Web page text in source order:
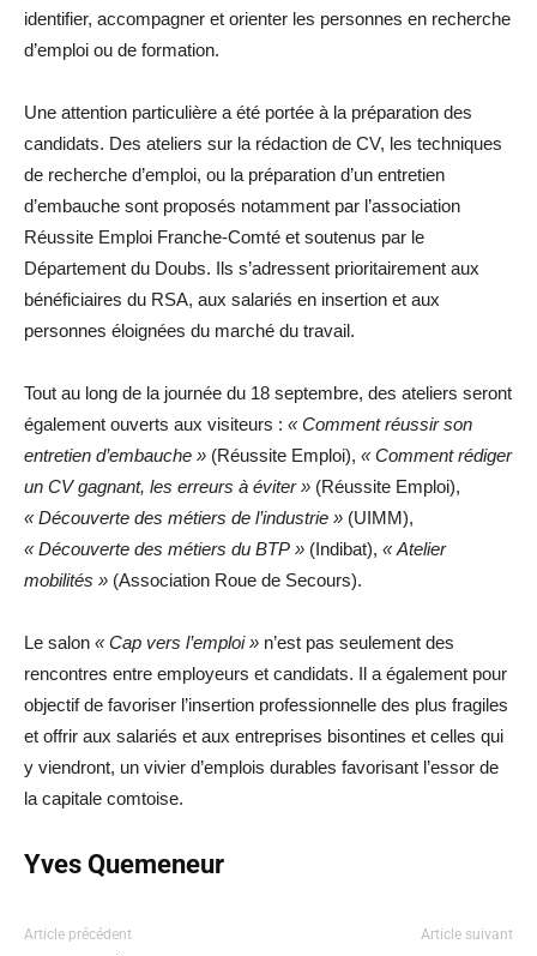
identifier, accompagner et orienter les personnes en recherche
d’emploi ou de formation.
Une attention particulière a été portée à la préparation des
candidats. Des ateliers sur la rédaction de CV, les techniques
de recherche d’emploi, ou la préparation d’un entretien
d’embauche sont proposés notamment par l’association
Réussite Emploi Franche-Comté et soutenus par le
Département du Doubs. Ils s’adressent prioritairement aux
bénéficiaires du RSA, aux salariés en insertion et aux
personnes éloignées du marché du travail.
Tout au long de la journée du 18 septembre, des ateliers seront
également ouverts aux visiteurs : « Comment réussir son
entretien d’embauche » (Réussite Emploi), « Comment rédiger
un CV gagnant, les erreurs à éviter » (Réussite Emploi),
« Découverte des métiers de l’industrie » (UIMM),
« Découverte des métiers du BTP » (Indibat), « Atelier
mobilités » (Association Roue de Secours).
Le salon « Cap vers l’emploi » n’est pas seulement des
rencontres entre employeurs et candidats. Il a également pour
objectif de favoriser l’insertion professionnelle des plus fragiles
et offrir aux salariés et aux entreprises bisontines et celles qui
y viendront, un vivier d’emplois durables favorisant l’essor de
la capitale comtoise.
Yves Quemeneur
Article précédent Article suivant